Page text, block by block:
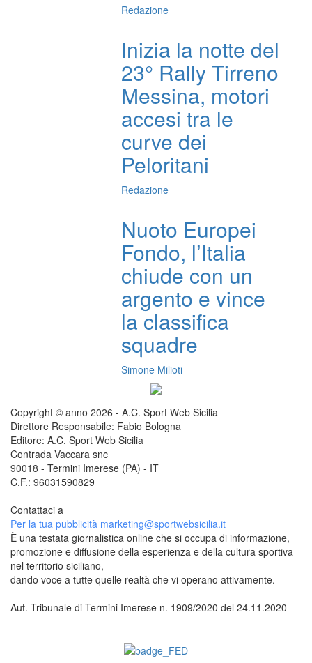
Redazione
Inizia la notte del
23° Rally Tirreno
Messina, motori
accesi tra le
curve dei
Peloritani
Redazione
Nuoto Europei
Fondo, l’Italia
chiude con un
argento e vince
la classifica
squadre
Simone Milioti
Copyright © anno 2026 - A.C. Sport Web Sicilia
Direttore Responsabile: Fabio Bologna
Editore: A.C. Sport Web Sicilia
Contrada Vaccara snc
90018 - Termini Imerese (PA) - IT
C.F.: 96031590829
Contattaci a
Per la tua pubblicità marketing@sportwebsicilia.it
È una testata giornalistica online che si occupa di informazione,
promozione e diffusione della esperienza e della cultura sportiva
nel territorio siciliano,
dando voce a tutte quelle realtà che vi operano attivamente.
Aut. Tribunale di Termini Imerese n. 1909/2020 del 24.11.2020